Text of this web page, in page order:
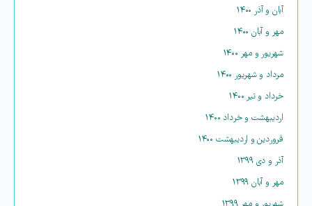
آبان و آذر ۱۴۰۰
مهر و آبان ۱۴۰۰
شهریور و مهر ۱۴۰۰
مرداد و شهریور ۱۴۰۰
خرداد و تیر ۱۴۰۰
اردیبهشت و خرداد ۱۴۰۰
فروردین و اردیبهشت ۱۴۰۰
آذر و دی ۱۳۹۹
مهر و آبان ۱۳۹۹